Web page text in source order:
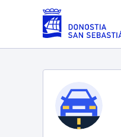
Eduki nagusira joan
Zerbitzuak
Errolda